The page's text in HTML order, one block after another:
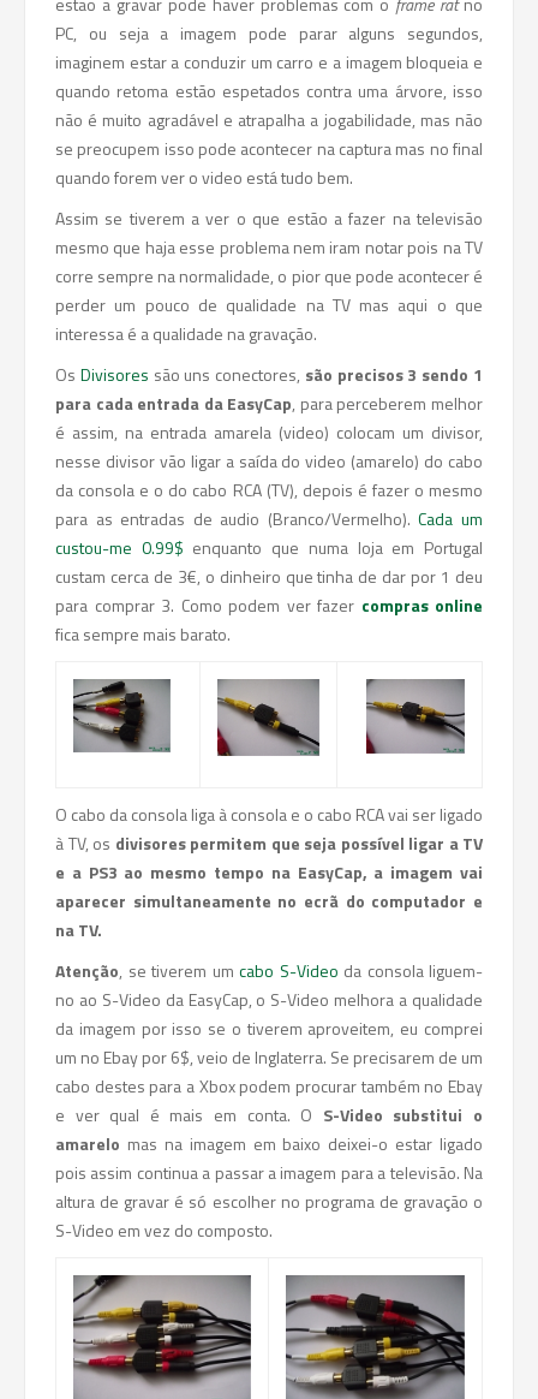
PC, ou seja a imagem pode parar alguns segundos,
imaginem estar a conduzir um carro e a imagem bloqueia e
quando retoma estão espetados contra uma árvore, isso
não é muito agradável e atrapalha a jogabilidade, mas não
se preocupem isso pode acontecer na captura mas no final
quando forem ver o video está tudo bem.
Assim se tiverem a ver o que estão a fazer na televisão
mesmo que haja esse problema nem iram notar pois na TV
corre sempre na normalidade, o pior que pode acontecer é
perder um pouco de qualidade na TV mas aqui o que
interessa é a qualidade na gravação.
Os Divisores são uns conectores, são precisos 3 sendo 1
para cada entrada da EasyCap, para perceberem melhor
é assim, na entrada amarela (video) colocam um divisor,
nesse divisor vão ligar a saída do video (amarelo) do cabo
da consola e o do cabo RCA (TV), depois é fazer o mesmo
para as entradas de audio (Branco/Vermelho).Cada um
custou-me 0.99$ enquanto que numa loja em Portugal
custam cerca de 3€, o dinheiro que tinha de dar por 1 deu
para comprar 3. Como podem ver fazer compras online
fica sempre mais barato.
O cabo da consola liga à consola e o cabo RCA vai ser ligado
à TV, os divisores permitem que seja possível ligar a TV
e a PS3 ao mesmo tempo na EasyCap, a imagem vai
aparecer simultaneamente no ecrã do computador e
na TV.
Atenção, se tiverem um cabo S-Video da consola liguem-
no ao S-Video da EasyCap, o S-Video melhora a qualidade
da imagem por isso se o tiverem aproveitem, eu comprei
um no Ebay por 6$, veio de Inglaterra. Se precisarem de um
cabo destes para a Xbox podem procurar também no Ebay
e ver qual é mais em conta. O S-Video substitui o
amarelo mas na imagem em baixo deixei-o estar ligado
pois assim continua a passar a imagem para a televisão. Na
altura de gravar é só escolher no programa de gravação o
S-Video em vez do composto.